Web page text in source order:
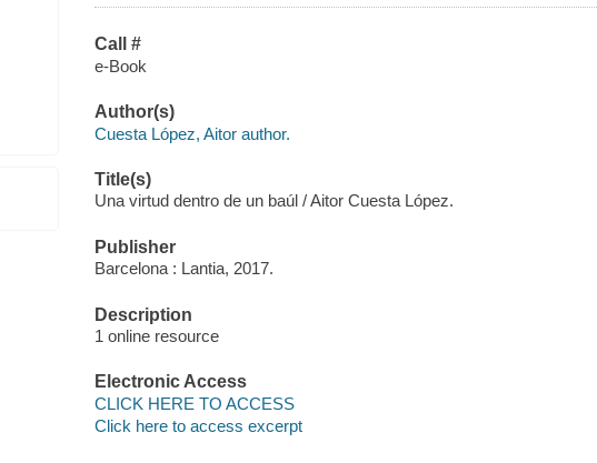
Call #
e-Book
Author(s)
Cuesta López, Aitor author.
Title(s)
Una virtud dentro de un baúl / Aitor Cuesta López.
Publisher
Barcelona : Lantia, 2017.
Description
1 online resource
Electronic Access
CLICK HERE TO ACCESS
Click here to access excerpt